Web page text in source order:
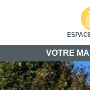
VOTRE